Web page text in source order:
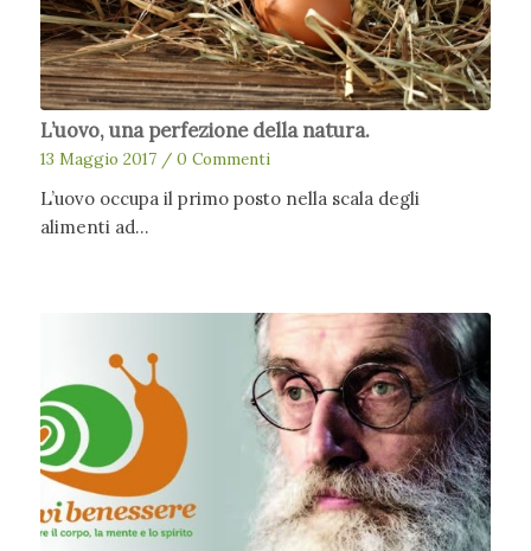
L’uovo, una perfezione della natura.
13 Maggio 2017 / 0 Commenti
L’uovo occupa il primo posto nella scala degli
alimenti ad…